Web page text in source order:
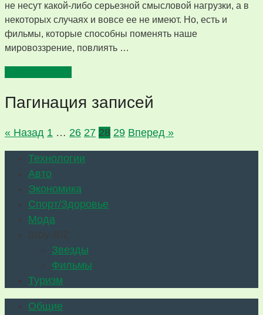
не несут какой-либо серьезной смысловой нагрузки, а в
некоторых случаях и вовсе ее не имеют. Но, есть и
фильмы, которые способны поменять наше
мировоззрение, повлиять …
Пагинация записей
« Назад 1 … 26 27 28 29 Вперед »
Технологии
Авто
Экономика
Спорт/Здоровье
Мода
Звезды
Фильмы
Туризм
Общие